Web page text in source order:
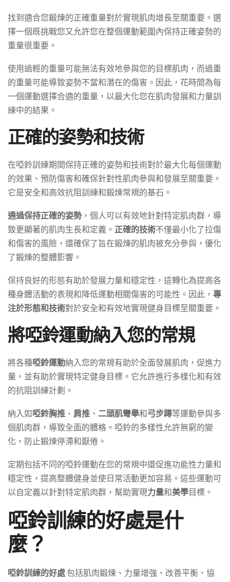
找到適合您鍛煉的正確重量對於實現肌肉增長至關重要。選
擇一個既挑戰您又允許您在整個運動範圍內保持正確姿勢的
重量很重要。
使用過輕的重量可能無法有效地參與您的目標肌肉，而過重
的重量可能導致姿勢不當和潛在的傷害。因此，花時間為每
一個運動選擇合適的重量，以最大化您在肌肉發展和力量訓
練中的結果。
正確的姿勢和技術
在啞鈴訓練期間保持正確的姿勢和技術對於最大化每個運動
的效果、預防傷害和確保針對性肌肉參與和發展至關重要。
它是安全和高效抗阻訓練和鍛煉常規的基石。
通過保持正確的姿勢，個人可以有效地針對特定肌肉群，導
致更顯著的肌肉生長和定義。 正確的技術不僅最小化了拉傷
和傷害的風險，還確保了旨在鍛煉的肌肉被充分參與，優化
了鍛煉的整體影響。
保持良好的形態有助於發展力量和穩定性，這轉化為提高各
種身體活動的表現和降低運動相關傷害的可能性。因此， 專
注於形態和技術對於安全和有效地實現健身目標至關重要。
將啞鈴運動納入您的常規
將各種啞鈴運動納入您的常規有助於全面發展肌肉，促進力
量，並有助於實現特定健身目標。它允許進行多樣化和有效
的抗阻訓練計劃。
納入如啞鈴胸推 、 肩推 、 二頭肌彎舉和弓步蹲等運動參與多
個肌肉群，導致全面的體格。啞鈴的多樣性允許無窮的變
化，防止鍛煉停滯和厭倦。
定期包括不同的啞鈴運動在您的常規中還促進功能性力量和
穩定性，提高整體健身並使日常活動更加容易。這些運動可
以自定義以針對特定肌肉群，幫助實現力量和美學目標。
啞鈴訓練的好處是什
麼？
啞鈴訓練的好處包括肌肉鍛煉、力量增強、改善平衡、協